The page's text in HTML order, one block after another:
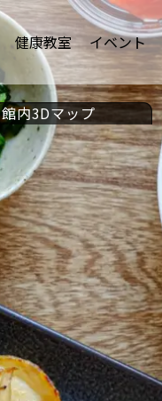
健康教室 イベント
館内3Dマップ